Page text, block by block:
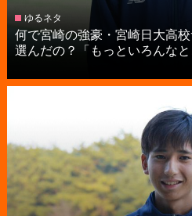
ゆるネタ
何で宮崎の強豪・宮崎日大高
選んだの？「もっといろんな